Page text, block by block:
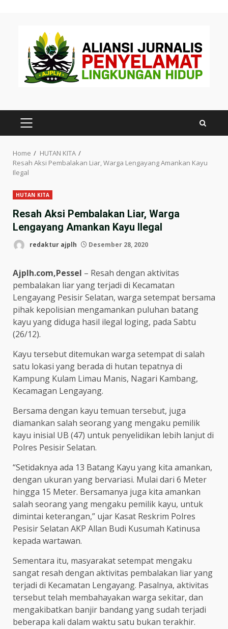
PRIMARY
Home
HUTAN KITA
Resah Aksi Pembalakan Liar, Warga Lengayang Amankan Kayu
Ilegal
HUTAN KITA
Resah Aksi Pembalakan Liar, Warga
Lengayang Amankan Kayu Ilegal
redaktur ajplh Desember 28, 2020
Ajplh.com,Pessel – Resah dengan aktivitas
pembalakan liar yang terjadi di Kecamatan
Lengayang Pesisir Selatan, warga setempat bersama
pihak kepolisian mengamankan puluhan batang
kayu yang diduga hasil ilegal loging, pada Sabtu
(26/12).
Kayu tersebut ditemukan warga setempat di salah
satu lokasi yang berada di hutan tepatnya di
Kampung Kulam Limau Manis, Nagari Kambang,
Kecamagan Lengayang.
Bersama dengan kayu temuan tersebut, juga
diamankan salah seorang yang mengaku pemilik
kayu inisial UB (47) untuk penyelidikan lebih lanjut di
Polres Pesisir Selatan.
“Setidaknya ada 13 Batang Kayu yang kita amankan,
dengan ukuran yang bervariasi. Mulai dari 6 Meter
hingga 15 Meter. Bersamanya juga kita amankan
salah seorang yang mengaku pemilik kayu, untuk
dimintai keterangan,” ujar Kasat Reskrim Polres
Pesisir Selatan AKP Allan Budi Kusumah Katinusa
kepada wartawan.
Sementara itu, masyarakat setempat mengaku
sangat resah dengan aktivitas pembalakan liar yang
terjadi di Kecamatan Lengayang. Pasalnya, aktivitas
tersebut telah membahayakan warga sekitar, dan
mengakibatkan banjir bandang yang sudah terjadi
beberapa kali dalam waktu satu bukan terakhir.